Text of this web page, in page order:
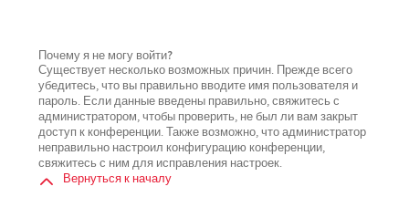
Почему я не могу войти?
Существует несколько возможных причин. Прежде всего
убедитесь, что вы правильно вводите имя пользователя и
пароль. Если данные введены правильно, свяжитесь с
администратором, чтобы проверить, не был ли вам закрыт
доступ к конференции. Также возможно, что администратор
неправильно настроил конфигурацию конференции,
свяжитесь с ним для исправления настроек.
Вернуться к началу